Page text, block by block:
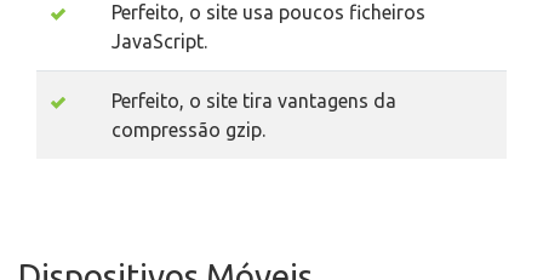
Perfeito, o site usa poucos ficheiros
JavaScript.
Perfeito, o site tira vantagens da
compressão gzip.